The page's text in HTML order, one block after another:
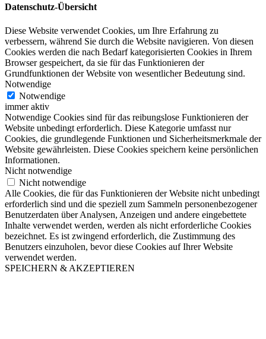
Datenschutz-Übersicht
Diese Website verwendet Cookies, um Ihre Erfahrung zu
verbessern, während Sie durch die Website navigieren. Von diesen
Cookies werden die nach Bedarf kategorisierten Cookies in Ihrem
Browser gespeichert, da sie für das Funktionieren der
Grundfunktionen der Website von wesentlicher Bedeutung sind.
Notwendige
Notwendige
immer aktiv
Notwendige Cookies sind für das reibungslose Funktionieren der
Website unbedingt erforderlich. Diese Kategorie umfasst nur
Cookies, die grundlegende Funktionen und Sicherheitsmerkmale der
Website gewährleisten. Diese Cookies speichern keine persönlichen
Informationen.
Nicht notwendige
Nicht notwendige
Alle Cookies, die für das Funktionieren der Website nicht unbedingt
erforderlich sind und die speziell zum Sammeln personenbezogener
Benutzerdaten über Analysen, Anzeigen und andere eingebettete
Inhalte verwendet werden, werden als nicht erforderliche Cookies
bezeichnet. Es ist zwingend erforderlich, die Zustimmung des
Benutzers einzuholen, bevor diese Cookies auf Ihrer Website
verwendet werden.
SPEICHERN & AKZEPTIEREN